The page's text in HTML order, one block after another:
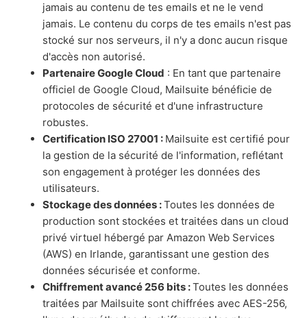
jamais au contenu de tes emails et ne le vend
jamais. Le contenu du corps de tes emails n'est pas
stocké sur nos serveurs, il n'y a donc aucun risque
d'accès non autorisé.
Partenaire Google Cloud : En tant que partenaire
officiel de Google Cloud, Mailsuite bénéficie de
protocoles de sécurité et d'une infrastructure
robustes.
Certification ISO 27001 : Mailsuite est certifié pour
la gestion de la sécurité de l'information, reflétant
son engagement à protéger les données des
utilisateurs.
Stockage des données :Toutes les données de
production sont stockées et traitées dans un cloud
privé virtuel hébergé par Amazon Web Services
(AWS) en Irlande, garantissant une gestion des
données sécurisée et conforme.
Chiffrement avancé 256 bits :Toutes les données
traitées par Mailsuite sont chiffrées avec AES-256,